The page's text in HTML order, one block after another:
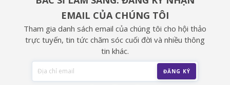
EMAIL CỦA CHÚNG TÔI
Tham gia danh sách email của chúng tôi cho hội thảo
trực tuyến, tin tức chăm sóc cuối đời và nhiều thông
tin khác.